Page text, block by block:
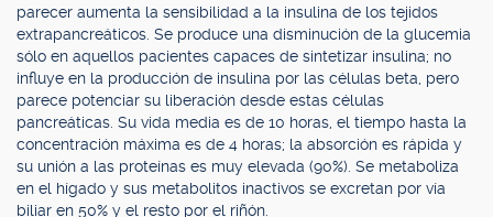
parecer aumenta la sensibilidad a la insulina de los tejidos
extrapancreáticos. Se produce una disminución de la glucemia
sólo en aquellos pacientes capaces de sintetizar insulina; no
influye en la producción de insulina por las células beta, pero
parece potenciar su liberación desde estas células
pancreáticas. Su vida media es de 10 horas, el tiempo hasta la
concentración máxima es de 4 horas; la absorción es rápida y
su unión a las proteínas es muy elevada (90%). Se metaboliza
en el hígado y sus metabolitos inactivos se excretan por vía
biliar en 50% y el resto por el riñón.